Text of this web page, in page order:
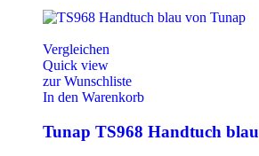
Vergleichen
Quick view
zur Wunschliste
In den Warenkorb
Tunap TS968 Handtuch blau